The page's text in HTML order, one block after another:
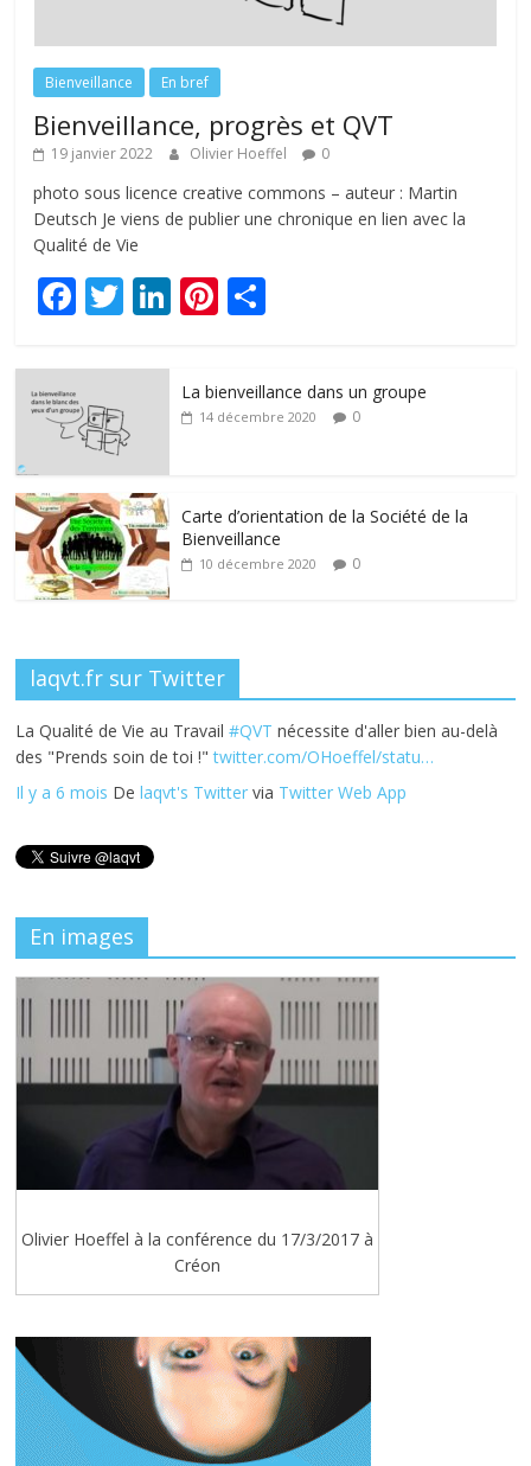
Bienveillance En bref
Bienveillance, progrès et QVT
19 janvier 2022 Olivier Hoeffel 0
photo sous licence creative commons – auteur : Martin
Deutsch Je viens de publier une chronique en lien avec la
Qualité de Vie
F
e
b
o
o
k
T
itt
er
Li
e
Pi
e g
La bienveillance dans un groupe
14 décembre 2020 0
Carte d’orientation de la Société de la
Bienveillance
10 décembre 2020 0
laqvt.fr sur Twitter
La Qualité de Vie au Travail#QVT nécessite d'aller bien au-delà
des "Prends soin de toi !"twitter.com/OHoeffel/statu…
Il y a 6 mois Delaqvt's Twitter via Twitter Web App
En images
Olivier Hoeffel à la conférence du 17/3/2017 à
Créon